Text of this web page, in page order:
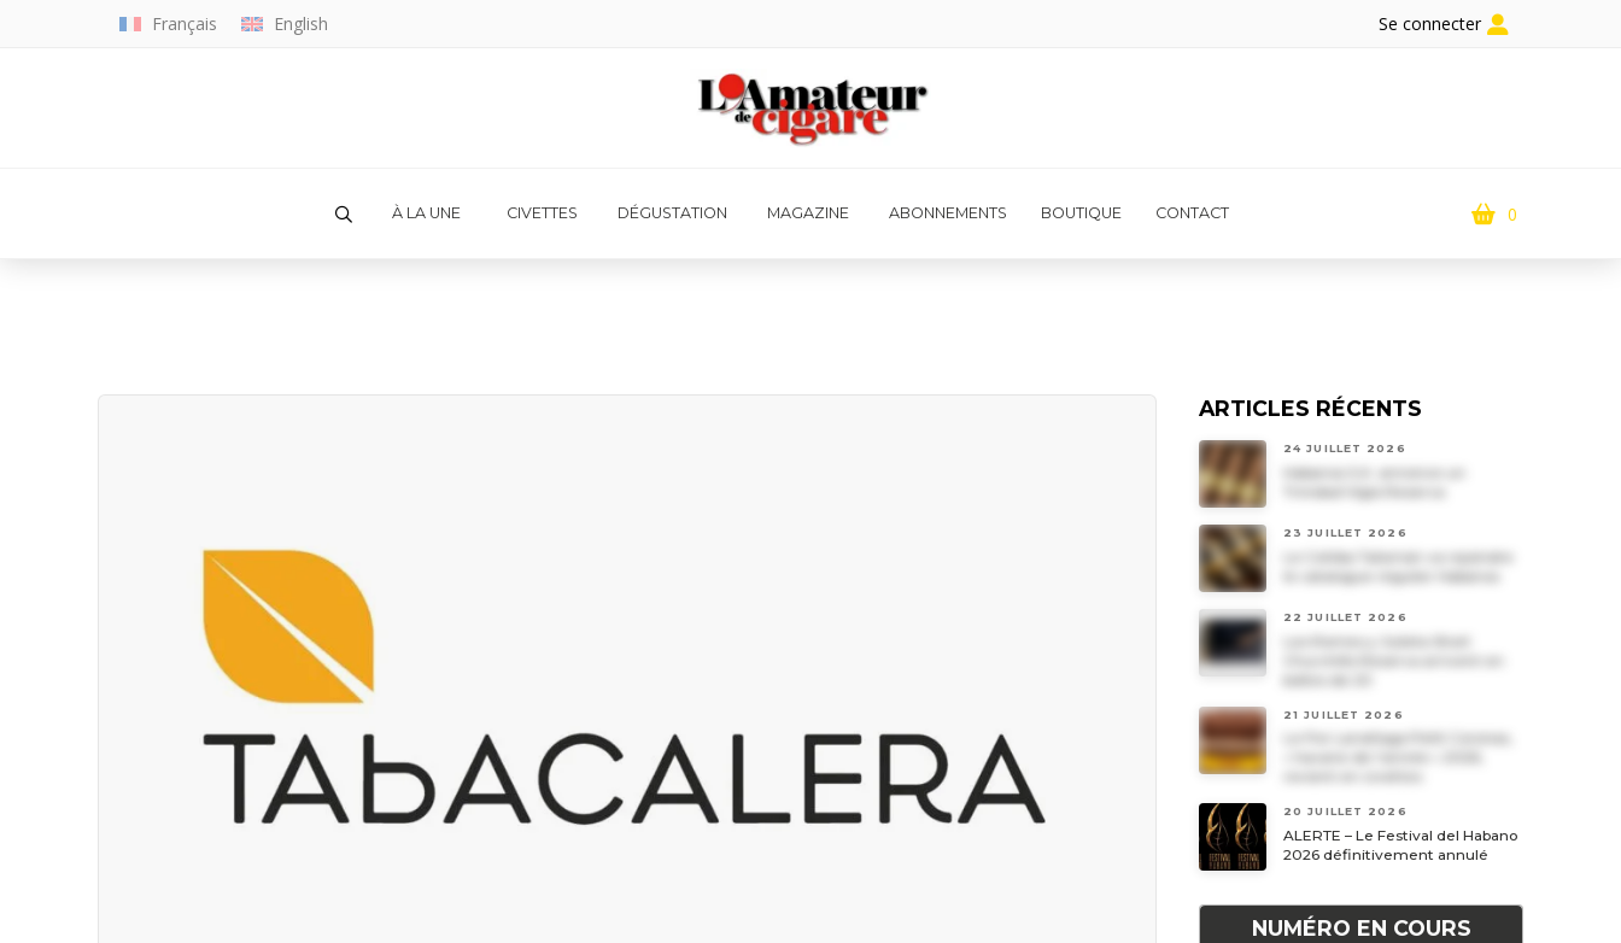
Français English Se connecter
À LA UNE CIVETTES DÉGUSTATION MAGAZINE ABONNEMENTS BOUTIQUE CONTACT 0
ARTICLES RÉCENTS
24 JUILLET 2026
Habanos S.A. annonce un
Trinidad Vigia Reserva
23 JUILLET 2026
Le Cohiba Talismán va rejoindre
le catalogue régulier Habanos
22 JUILLET 2026
Les Romeo y Julieta Short
21 JUILLET 2026
Le Por Larrañaga Petit Coronas,
20 JUILLET 2026
ALERTE – Le Festival del Habano
2026 définitivement annulé
NUMÉRO EN COURS